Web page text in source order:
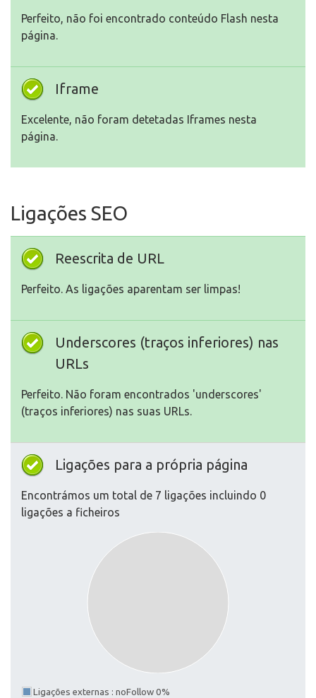
Perfeito, não foi encontrado conteúdo Flash nesta
página.
Iframe
Excelente, não foram detetadas Iframes nesta
página.
Ligações SEO
Reescrita de URL
Perfeito. As ligações aparentam ser limpas!
Underscores (traços inferiores) nas
URLs
Perfeito. Não foram encontrados 'underscores'
(traços inferiores) nas suas URLs.
Ligações para a própria página
Encontrámos um total de 7 ligações incluindo 0
ligações a ficheiros
Ligações externas : noFollow 0%